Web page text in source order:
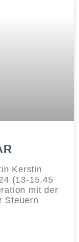
Kerstin
(13-15.45
mit der
Steuern